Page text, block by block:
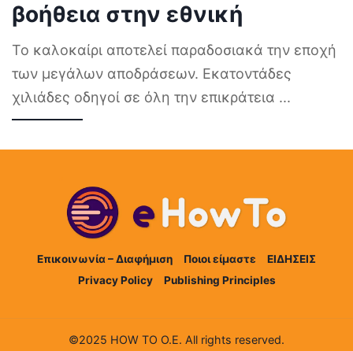
βοήθεια στην εθνική
Το καλοκαίρι αποτελεί παραδοσιακά την εποχή
των μεγάλων αποδράσεων. Εκατοντάδες
χιλιάδες οδηγοί σε όλη την επικράτεια ...
Επικοινωνία – Διαφήμιση Ποιοι είμαστε
ΕΙΔΗΣΕΙΣ
Privacy Policy
Publishing Principles
©2025 HOW TO Ο.Ε. All rights reserved.